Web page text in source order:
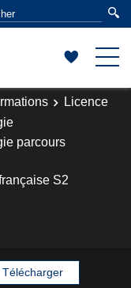
Licence
parcours
S2
Télécharger